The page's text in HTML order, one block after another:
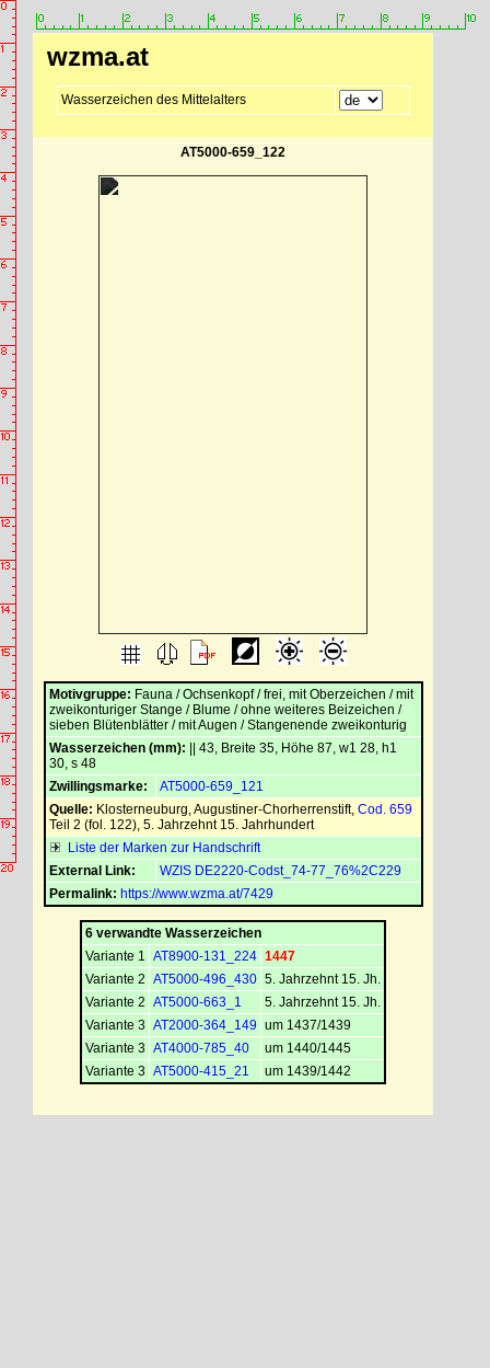
wzma.at
Wasserzeichen des Mittelalters
AT5000-659_122
Motivgruppe: Fauna / Ochsenkopf / frei, mit Oberzeichen / mit
zweikonturiger Stange / Blume / ohne weiteres Beizeichen /
sieben Blütenblätter / mit Augen / Stangenende zweikonturig
Wasserzeichen (mm): || 43, Breite 35, Höhe 87, w1 28, h1
30, s 48
Zwillingsmarke:
AT5000-659_121
Quelle: Klosterneuburg, Augustiner-Chorherrenstift, Cod. 659
Teil 2 (fol. 122), 5. Jahrzehnt 15. Jahrhundert
Liste der Marken zur Handschrift
External Link:
WZIS DE2220-Codst_74-77_76%2C229
Permalink: https://www.wzma.at/7429
6 verwandte Wasserzeichen
Variante 1 AT8900-131_224 1447
Variante 2 AT5000-496_430 5. Jahrzehnt 15. Jh.
Variante 2 AT5000-663_1
5. Jahrzehnt 15. Jh.
Variante 3 AT2000-364_149 um 1437/1439
Variante 3 AT4000-785_40
um 1440/1445
Variante 3 AT5000-415_21 um 1439/1442